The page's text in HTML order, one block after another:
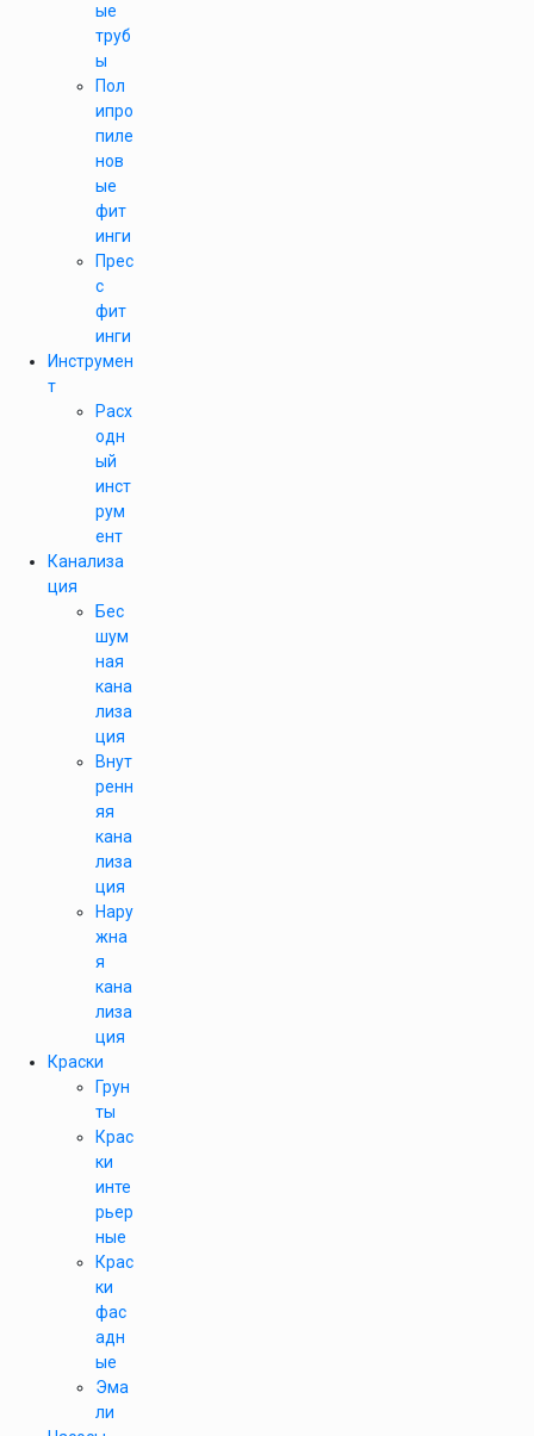
ые
труб
ы
Пол
ипро
пиле
нов
ые
фит
инги
Прес
с
фит
инги
Инструмен
т
Расх
одн
ый
инст
рум
ент
Канализа
ция
Бес
шум
ная
кана
лиза
ция
Внут
ренн
яя
кана
лиза
ция
Нару
жна
я
кана
лиза
ция
Краски
Грун
ты
Крас
ки
инте
рьер
ные
Крас
ки
фас
адн
ые
Эма
ли